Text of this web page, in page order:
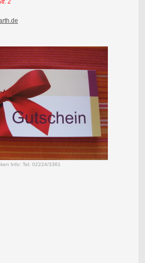
2
Info: Tel. 02224/3361